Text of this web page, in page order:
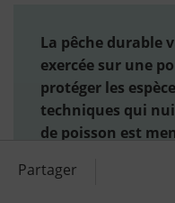
La pêche durable
exercée sur une
protéger les
techniques qui
de poisson est
surpêche, que sa
régénérer, ou
Partager